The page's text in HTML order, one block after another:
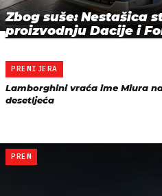
Zbog suše: Nestašica
proizvodnju Dacije i
PREMIJERA
Lamborghini vraća ime Miura
desetljeća
PREM